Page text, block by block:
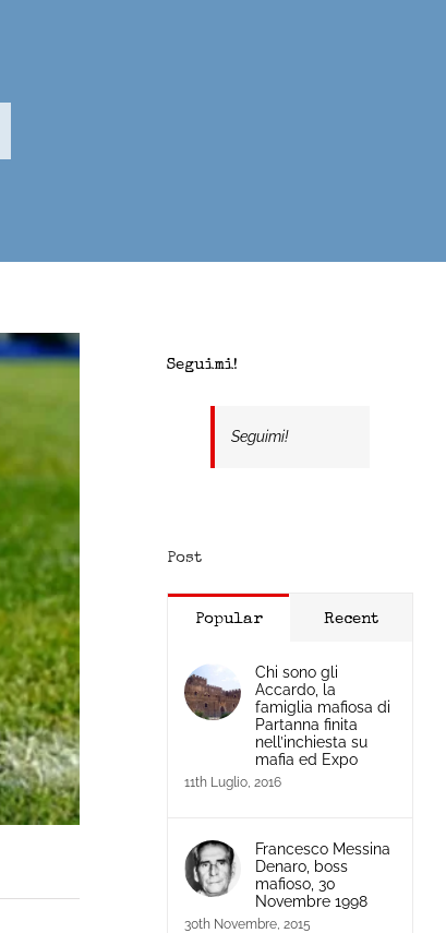
Seguimi!
Seguimi!
Post
Popular Recent
Chi sono gli
Accardo, la
famiglia mafiosa di
Partanna finita
nell’inchiesta su
mafia ed Expo
11th Luglio, 2016
Francesco Messina
Denaro, boss
mafioso, 30
Novembre 1998
30th Novembre, 2015